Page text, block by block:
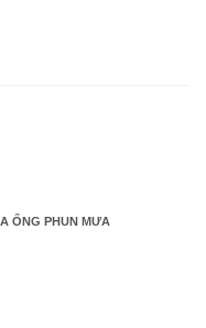
ỐNG PHUN MƯA